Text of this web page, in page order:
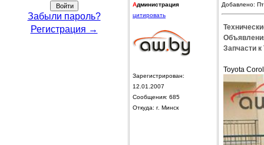
Забыли пароль?
Регистрация →
Администрация
цитировать
Зарегистрирован:
12.01.2007
Сообщения: 685
Откуда: г. Минск
Добавлено:
Запчасти к
Toyota